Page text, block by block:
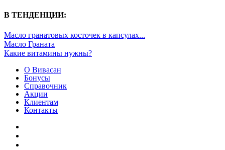
В ТЕНДЕНЦИИ:
Масло гранатовых косточек в капсулах...
Масло Граната
Какие витамины нужны?
О Вивасан
Бонусы
Справочник
Акции
Клиентам
Контакты